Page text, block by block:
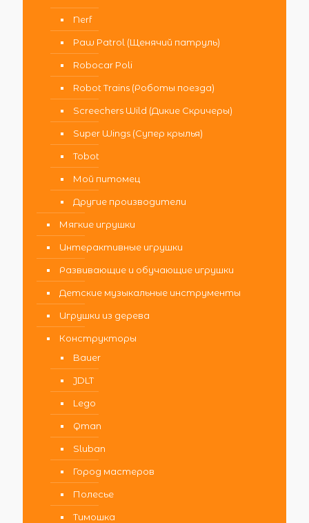
Nerf
Paw Patrol (Щенячий патруль)
Robocar Poli
Robot Trains (Роботы поезда)
Screechers Wild (Дикие Скричеры)
Super Wings (Супер крылья)
Tobot
Мой питомец
Другие производители
Мягкие игрушки
Интерактивные игрушки
Развивающие и обучающие игрушки
Детские музыкальные инструменты
Игрушки из дерева
Конструкторы
Bauer
JDLT
Lego
Qman
Sluban
Город мастеров
Полесье
Тимошка